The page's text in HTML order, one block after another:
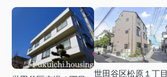
世田谷区松原１丁目